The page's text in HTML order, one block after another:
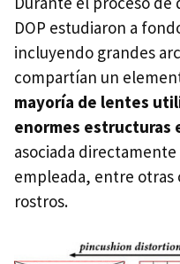
DOP estudiaron a
incluyendo grandes
compartían un
mayoría de lentes
enormes estructuras
asociada
empleada, entre otras
rostros.